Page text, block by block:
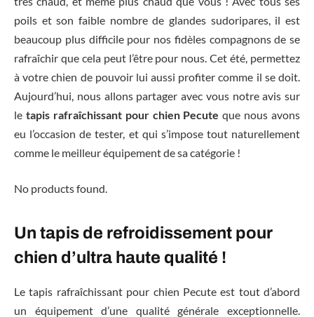
poils et son faible nombre de glandes sudoripares, il est
beaucoup plus difficile pour nos fidèles compagnons de se
rafraîchir que cela peut l’être pour nous. Cet été, permettez
à votre chien de pouvoir lui aussi profiter comme il se doit.
Aujourd’hui, nous allons partager avec vous notre avis sur
le tapis rafraîchissant pour chien Pecute que nous avons
eu l’occasion de tester, et qui s’impose tout naturellement
comme le meilleur équipement de sa catégorie !
No products found.
Un tapis de refroidissement pour
chien d’ultra haute qualité !
Le tapis rafraîchissant pour chien Pecute est tout d’abord
un équipement d’une qualité générale exceptionnelle.